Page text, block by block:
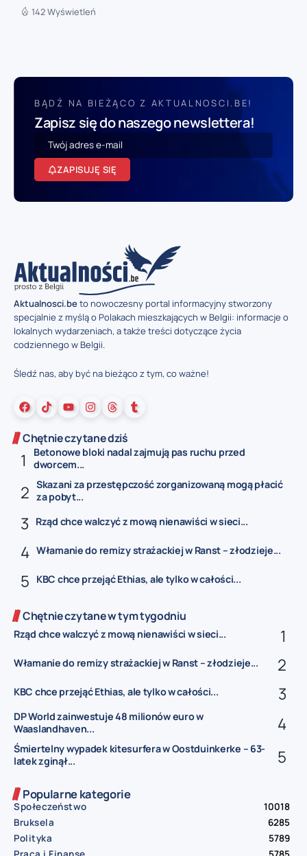
142 Wyświetleń
BĄDŹ NA BIEŻĄCO Z AKTUALNOSCI.BE!
Zapisz się do naszego newslettera!
ZAPISUJĘ SIĘ
Aktualnosci.beto nowoczesny portal informacyjny stworzony
specjalnie z myślą o Polakach mieszkających w Belgii: informacje o
lokalnych wydarzeniach, a także treści dotyczące życia
codziennego w Belgii.
Śledź nas, aby być na bieżąco z tym, co ważne!
Chętnie czytane dziś
Betonowe bloki nadal zajmują pas ruchu przed
dworcem...
Skazani za przestępczość zorganizowaną mogą płacić
za pobyt...
Rząd chce walczyć z mową nienawiści w sieci...
Włamanie do remizy strażackiej w Ranst – złodzieje...
KBC chce przejąć Ethias, ale tylko w całości...
Chętnie czytane w tym tygodniu
Rząd chce walczyć z mową nienawiści w sieci...
Włamanie do remizy strażackiej w Ranst – złodzieje...
KBC chce przejąć Ethias, ale tylko w całości...
DP World zainwestuje 48 milionów euro w
Waaslandhaven...
Śmiertelny wypadek kitesurfera w Oostduinkerke – 63-
latek zginął...
Popularne kategorie
Społeczeństwo
10018
Bruksela
6285
Polityka
5789